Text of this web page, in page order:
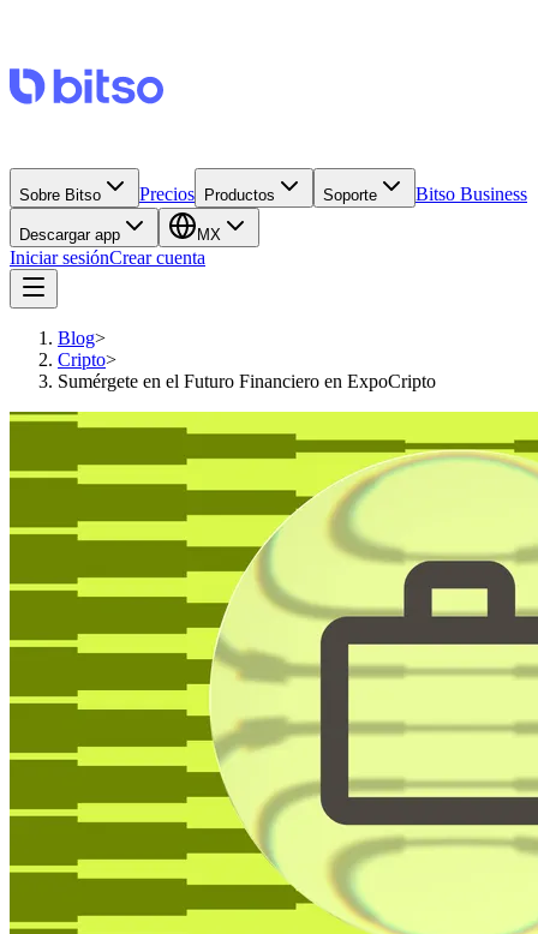
Sobre Bitso Precios Productos Soporte Bitso Business
Descargar app MX
Iniciar sesiónCrear cuenta
Blog>
Cripto>
Sumérgete en el Futuro Financiero en ExpoCripto